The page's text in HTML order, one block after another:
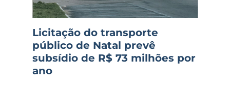
Licitação do transporte
público de Natal prevê
subsídio de R$ 73 milhões por
ano